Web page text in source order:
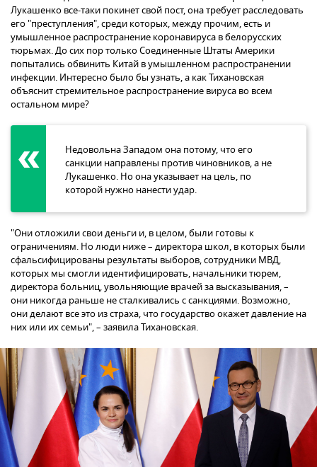
Лукашенко все-таки покинет свой пост, она требует расследовать
его "преступления", среди которых, между прочим, есть и
умышленное распространение коронавируса в белорусских
тюрьмах. До сих пор только Соединенные Штаты Америки
попытались обвинить Китай в умышленном распространении
инфекции. Интересно было бы узнать, а как Тихановская
объяснит стремительное распространение вируса во всем
остальном мире?
Недовольна Западом она потому, что его
санкции направлены против чиновников, а не
Лукашенко. Но она указывает на цель, по
которой нужно нанести удар.
"Они отложили свои деньги и, в целом, были готовы к
ограничениям. Но люди ниже – директора школ, в которых были
сфальсифицированы результаты выборов, сотрудники МВД,
которых мы смогли идентифицировать, начальники тюрем,
директора больниц, увольняющие врачей за высказывания, –
они никогда раньше не сталкивались с санкциями. Возможно,
они делают все это из страха, что государство окажет давление на
них или их семьи", – заявила Тихановская.